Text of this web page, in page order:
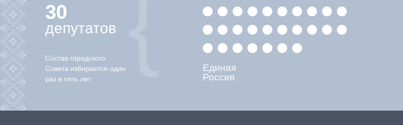
30
депутатов
Состав городского
Совета избирается один
раз в пять лет
Единая
Россия